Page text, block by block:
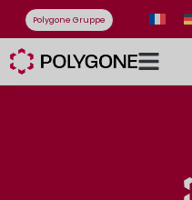
Polygone Gruppe